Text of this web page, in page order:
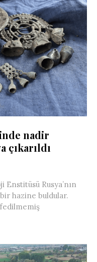
nadir
çıkarıldı
Enstitüsü Rusya’nın
hazine buldular.